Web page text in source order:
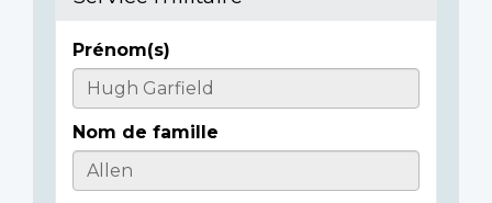
Informations
sur
l'individu
Prénom(s)
Nom de famille